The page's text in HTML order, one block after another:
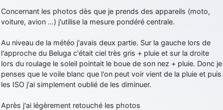
Concernant les photos dès que je prends des appareils (moto,
voiture, avion …) j'utilise la mesure pondéré centrale.
Au niveau de la météo j'avais deux partie. Sur la gauche lors de
l'approche du Beluga c'était ciel très gris + pluie et sur la droite
lors du roulage le soleil pointait le boue de son nez + pluie. Donc je
penses que le voile blanc que l'on peut voir vient de la pluie et puis
les ISO j'ai simplement oublié de les diminuer.
Après j'ai légèrement retouché les photos